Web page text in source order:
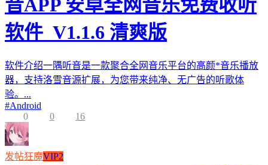
音APP 安卓全网音乐免费收听
软件_V1.1.6 清爽版
软件介绍一隅听音是一款聚合全网音乐平台的高颜*音乐播放
器，支持洛雪音源扩展，为您带来纯净、无广告的听歌体
验。...
#Android
0
0 16
发帖狂魔VIP2